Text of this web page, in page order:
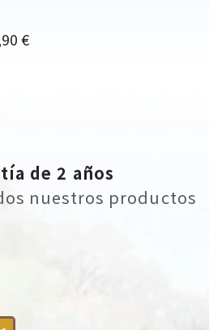
€
de 2 años
nuestros productos